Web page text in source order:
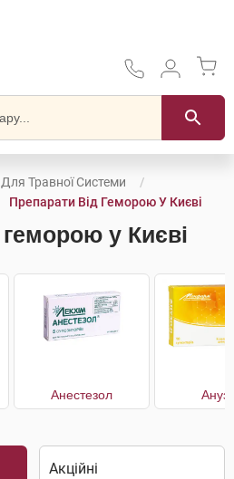
Травної Системи
Препарати Від Геморою У Києві
у Києві
Анестезол